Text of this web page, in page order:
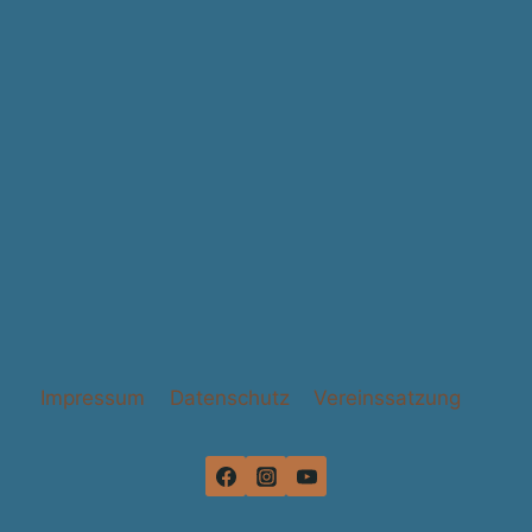
Impressum Datenschutz Vereinssatzung